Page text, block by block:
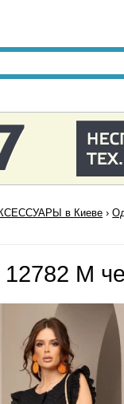
в Киеве ›
12782 M